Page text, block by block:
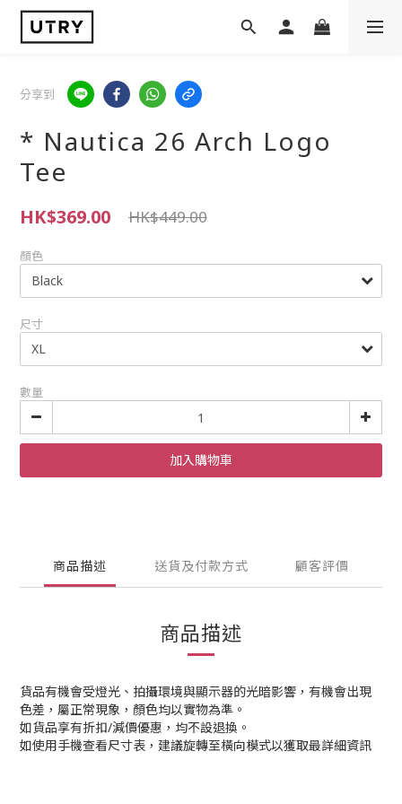
分享到
* Nautica 26 Arch Logo
Tee
HK$369.00 HK$449.00
顏色
尺寸
數量
加入購物車
商品描述 送貨及付款方式 顧客評價
商品描述
貨品有機會受燈光、拍攝環境與顯示器的光暗影響，有機會出現
色差，屬正常現象，顏色均以實物為準。
如貨品享有折扣/減價優惠，均不設退換。
如使用手機查看尺寸表，建議旋轉至橫向模式以獲取最詳細資訊